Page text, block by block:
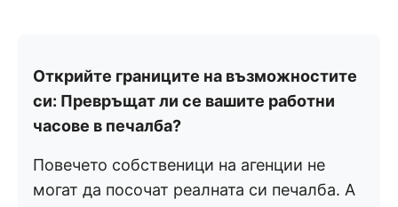
Открийте границите на възможностите
си: Превръщат ли се вашите работни
часове в печалба?
Повечето собственици на агенции не
могат да посочат реалната си печалба. А